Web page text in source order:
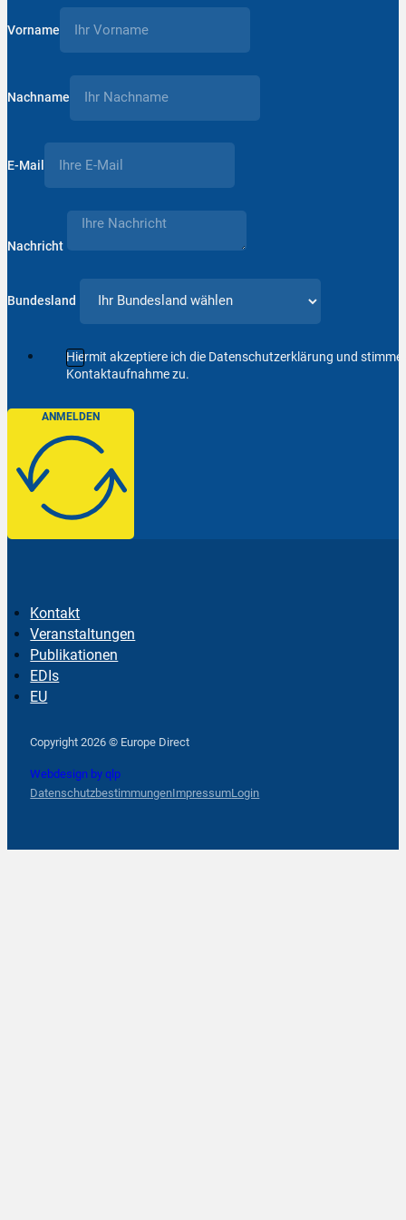
Vorname
Nachname
E-Mail
Nachricht
Bundesland
Hiermit akzeptiere ich die Datenschutzerklärung und
Kontaktaufnahme zu.
ANMELDEN
Kontakt
Veranstaltungen
Publikationen
EDIs
EU
Copyright 2026 © Europe Direct
Webdesign by qlp
DatenschutzbestimmungenImpressumLogin